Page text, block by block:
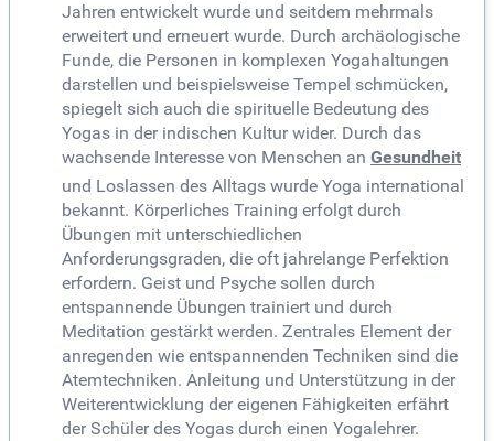
Jahren entwickelt wurde und seitdem mehrmals
erweitert und erneuert wurde. Durch archäologische
Funde, die Personen in komplexen Yogahaltungen
darstellen und beispielsweise Tempel schmücken,
spiegelt sich auch die spirituelle Bedeutung des
Yogas in der indischen Kultur wider. Durch das
wachsende Interesse von Menschen an Gesundheit
und Loslassen des Alltags wurde Yoga international
bekannt. Körperliches Training erfolgt durch
Übungen mit unterschiedlichen
Anforderungsgraden, die oft jahrelange Perfektion
erfordern. Geist und Psyche sollen durch
entspannende Übungen trainiert und durch
Meditation gestärkt werden. Zentrales Element der
anregenden wie entspannenden Techniken sind die
Atemtechniken. Anleitung und Unterstützung in der
Weiterentwicklung der eigenen Fähigkeiten erfährt
der Schüler des Yogas durch einen Yogalehrer.